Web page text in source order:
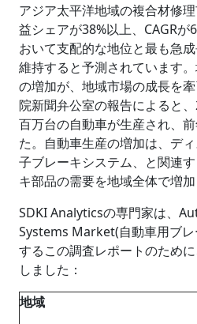
アジア太平洋地域の複合材修
益シェアが38%以上、CAGRが
おいて支配的な地位と最も急
維持すると予測されています
の増加が、地域市場の成長を
院新聞弁公室の報告によると
百万台の自動車が生産され、
た。自動車生産の増加は、デ
子ブレーキシステム、と関連
キ部品の需要を地域全体で増加
SDKI Analyticsの専門家は、
Systems Market(自動車用ブ
するこの調査レポートのため
しました：
地域